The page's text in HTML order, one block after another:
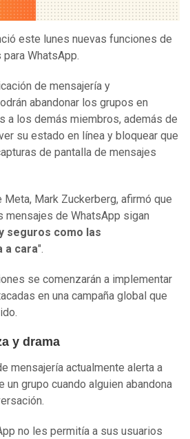
este lunes nuevas funciones de
WhatsApp.
de mensajería y
abandonar los grupos en
a los demás miembros, además de
su estado en línea y bloquear que
de pantalla de mensajes
Meta, Mark Zuckerberg, afirmó que
mensajes de WhatsApp sigan
seguros como las
a cara".
se comenzarán a implementar
en una campaña global que
y drama
mensajería actualmente alerta a
grupo cuando alguien abandona
no les permitía a sus usuarios